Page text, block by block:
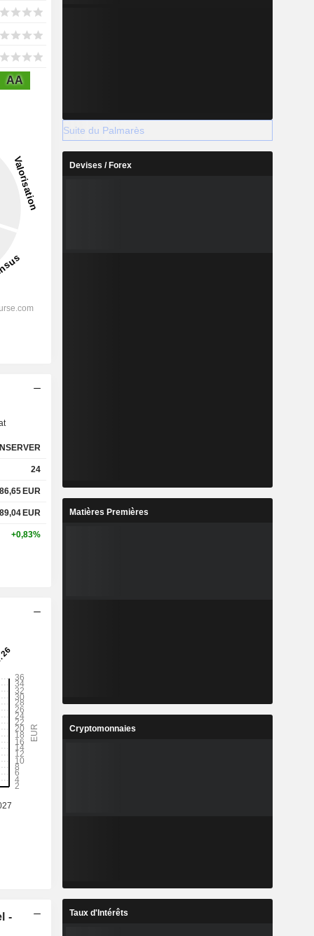
AA
24
EUR
EUR
+0,83%
-
Suite du Palmarès
Devises / Forex
Matières Premières
Cryptomonnaies
Taux d'Intérêts